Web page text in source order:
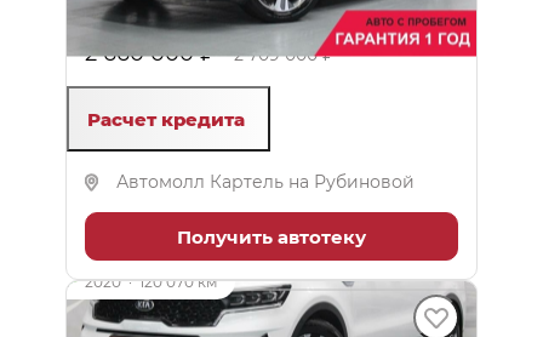
3.5 л (249 л.с.), АКПП, бензин, полный
2 660 000 ₽ 2 709 000 ₽
Расчет кредита
Автомолл Картель на Рубиновой
Получить автотеку
2020·120 070 км
Kia Sorento